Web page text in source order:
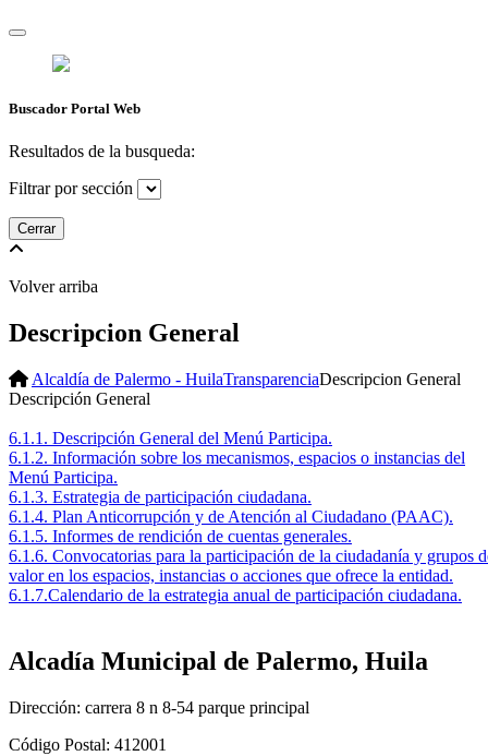
Buscador Portal Web
Resultados de la busqueda:
Filtrar por sección
Cerrar
Volver arriba
Descripcion General
Alcaldía de Palermo - HuilaTransparenciaDescripcion General
​Descripción​ General
6.1.1. Descripción General del Menú Participa.​
6.1.2. Información sobre los mecanismos, espacios o instancias del
Menú Participa.​
6.1.3. Estrategia de participación ciudadana.​
6.1.4. Plan Anticorrupción y de Atención al Ciudadano (PAAC).
6.1.5. Informes de rendición de cuentas generales.
6.1.6. Convocatorias para la participación de la ciudadanía y grupos
valor en los espacios, instancias o acciones que ofrece la entidad.
6.1.7.Calendario de la estrategia anual de participación ciudadana.​
Alcadía Municipal de Palermo, Huila
Dirección: carrera 8 n 8-54 parque principal
Código Postal: 412001